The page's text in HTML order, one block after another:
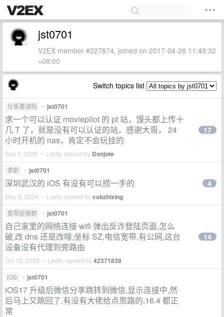
jst0701
V2EX member #227874, joined on 2017-04-26 11:49:32
+08:00
Switch topics list
分享邀请码 • jst0701
求一个可以认证 moviepilot 的 pt 站，馒头都上传十
几 T 了，就是没有可以认证的站，感谢大哥， 24
小时开机的 nas，肯定不会玩挂的
Sep 5, 2025 • Lastly replied by Donjote
17
求职 • jst0701
深圳武汉的 iOS 有没有可以捞一手的
May 9, 2024 • Lastly replied bycsbzhixing
4
宽带症候群 • jst0701
自己家里的网络连接 wifi 弹出反诈登陆页面,怎么
破,改 dns 还是改啥,坐标 SZ,电信宽带,有公网,这台
设备没有代理到旁路由
Oct 12, 2023 • Lastly replied by42371838
14
iOS • jst0701
iOS17 升级后微信分享跳转到微信,显示连接中,然
后马上又跳回了,有没有大佬给点思路的,16.4 都正
常